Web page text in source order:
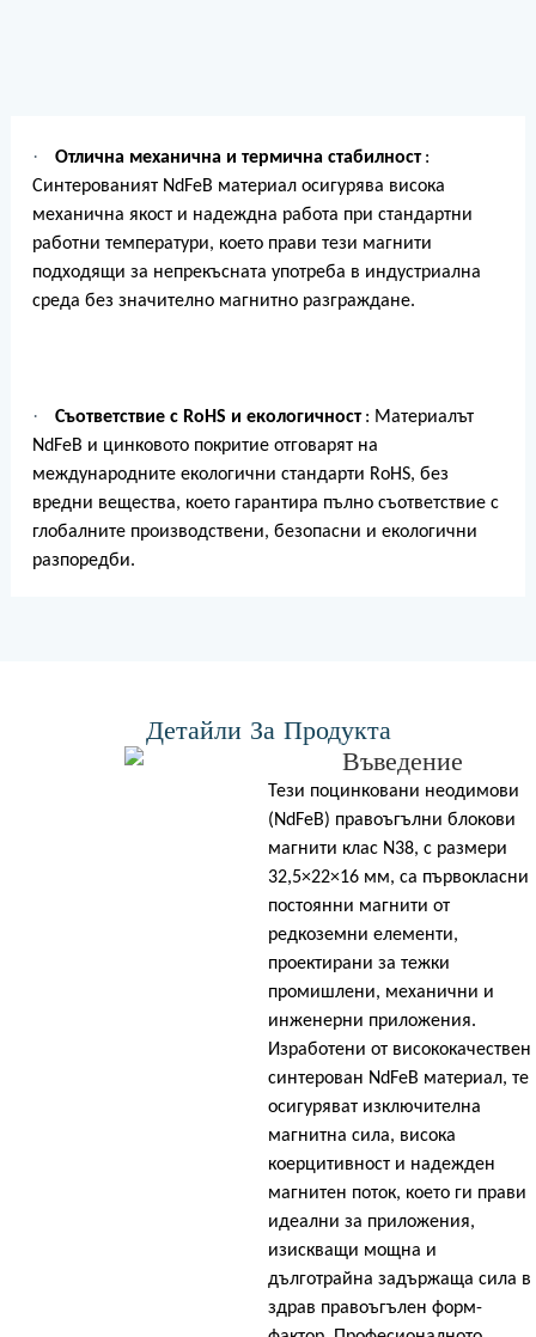
· Отлична механична и термична стабилност :
Синтерованият NdFeB материал осигурява висока
механична якост и надеждна работа при стандартни
работни температури, което прави тези магнити
подходящи за непрекъсната употреба в индустриална
среда без значително магнитно разграждане.
· Съответствие с RoHS и екологичност : Материалът
NdFeB и цинковото покритие отговарят на
международните екологични стандарти RoHS, без
вредни вещества, което гарантира пълно съответствие с
глобалните производствени, безопасни и екологични
разпоредби.
Детайли За Продукта
Въведение
Тези поцинковани неодимови
(NdFeB) правоъгълни блокови
магнити клас N38, с размери
32,5×22×16 мм, са първокласни
постоянни магнити от
редкоземни елементи,
проектирани за тежки
промишлени, механични и
инженерни приложения.
Изработени от висококачествен
синтерован NdFeB материал, те
осигуряват изключителна
магнитна сила, висока
коерцитивност и надежден
магнитен поток, което ги прави
идеални за приложения,
изискващи мощна и
дълготрайна задържаща сила в
здрав правоъгълен форм-